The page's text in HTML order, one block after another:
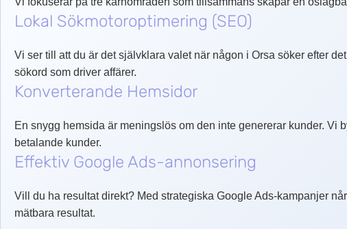
Lokal Sökmotoroptimering (SEO)
Vi ser till att du är det självklara valet när någon i Orsa söker efter
sökord som driver affärer.
Konverterande Hemsidor
En snygg hemsida är meningslös om den inte genererar kunder. Vi
betalande kunder.
Effektiv Google Ads-annonsering
Vill du ha resultat direkt? Med strategiska Google Ads-kampanjer
mätbara resultat.